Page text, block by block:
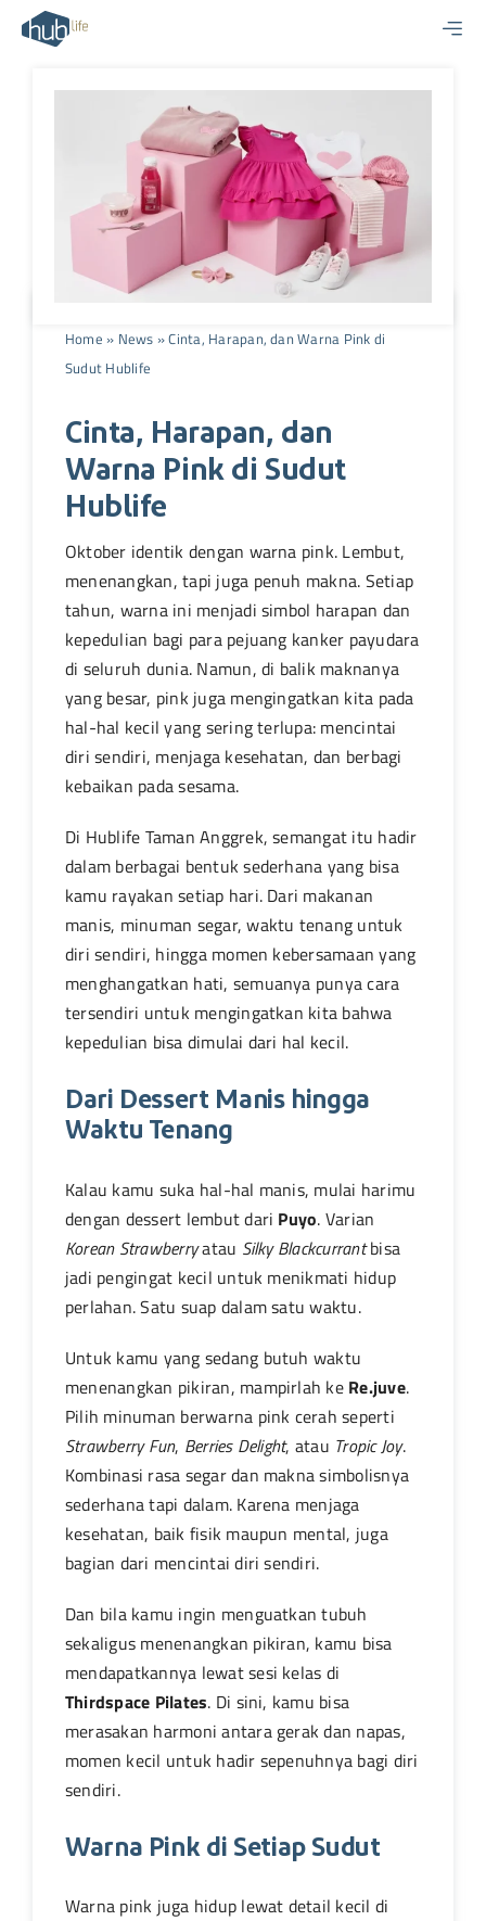
Skip
Home » News »Cinta, Harapan, dan Warna Pink di
Sudut Hublife
Cinta, Harapan, dan
Warna Pink di Sudut
Hublife
Oktober identik dengan warna pink. Lembut,
menenangkan, tapi juga penuh makna. Setiap
tahun, warna ini menjadi simbol harapan dan
kepedulian bagi para pejuang kanker payudara
di seluruh dunia. Namun, di balik maknanya
yang besar, pink juga mengingatkan kita pada
hal-hal kecil yang sering terlupa: mencintai
diri sendiri, menjaga kesehatan, dan berbagi
kebaikan pada sesama.
Di Hublife Taman Anggrek, semangat itu hadir
dalam berbagai bentuk sederhana yang bisa
kamu rayakan setiap hari. Dari makanan
manis, minuman segar, waktu tenang untuk
diri sendiri, hingga momen kebersamaan yang
menghangatkan hati, semuanya punya cara
tersendiri untuk mengingatkan kita bahwa
kepedulian bisa dimulai dari hal kecil.
Dari Dessert Manis hingga
Waktu Tenang
Kalau kamu suka hal-hal manis, mulai harimu
dengan dessert lembut dari Puyo. Varian
Korean Strawberryatau Silky Blackcurrantbisa
jadi pengingat kecil untuk menikmati hidup
perlahan. Satu suap dalam satu waktu.
Untuk kamu yang sedang butuh waktu
menenangkan pikiran, mampirlah ke Re.juve.
Pilih minuman berwarna pink cerah seperti
Strawberry Fun, Berries Delight, atau Tropic Joy.
Kombinasi rasa segar dan makna simbolisnya
sederhana tapi dalam. Karena menjaga
kesehatan, baik fisik maupun mental, juga
bagian dari mencintai diri sendiri.
Dan bila kamu ingin menguatkan tubuh
sekaligus menenangkan pikiran, kamu bisa
mendapatkannya lewat sesi kelas di
Thirdspace Pilates. Di sini, kamu bisa
merasakan harmoni antara gerak dan napas,
momen kecil untuk hadir sepenuhnya bagi diri
sendiri.
Warna Pink di Setiap Sudut
Warna pink juga hidup lewat detail kecil di